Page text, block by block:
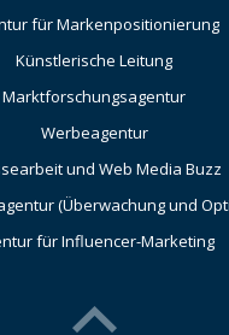
für Markenpositionierung
Künstlerische Leitung
Marktforschungsagentur
Werbeagentur
und Web Media Buzz
(Überwachung und
für Influencer-Marketing